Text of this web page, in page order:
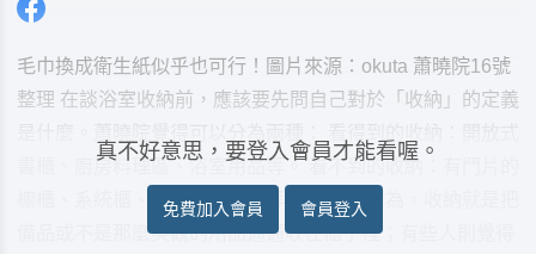
毛巾換成衛生紙似乎也可行！圖片來源：okuta 蕭曉院16號
整理 在談浴室收納前，應該要先問自己對於「收納」的定義
書櫃、廚房料理區、浴室用品等。 看不到的收納：有門片的
櫥櫃、系統櫃、衣櫃、儲藏室等。 有些人認為，收納就是把
備品或不是那麼美觀的用品通通收在櫃子裡；有些人則覺得
真不好意思，要登入會員才能看喔。
免費加入會員 會員登入